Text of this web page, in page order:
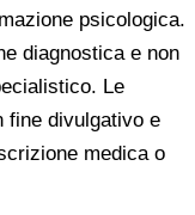
psicologica.
diagnostica e non
Le
fine divulgativo e
medica o